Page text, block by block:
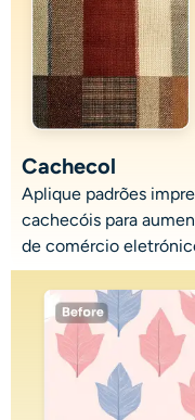
Cachecol
Aplique padrões
cachecóis para
de comércio